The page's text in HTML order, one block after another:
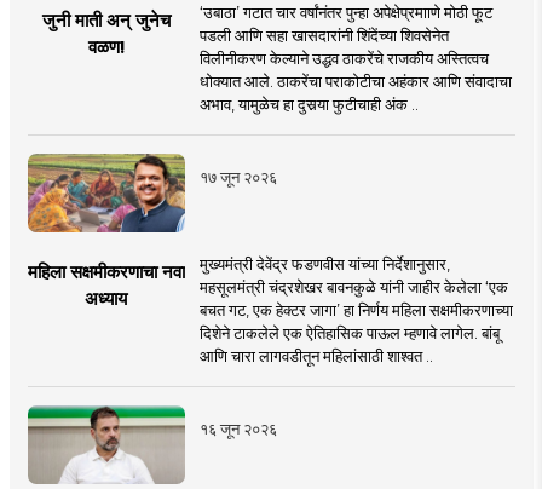
जुनी माती अन् जुनेच
वळण!
‘उबाठा’ गटात चार वर्षांनंतर पुन्हा अपेक्षेप्रमााणे मोठी फूट
पडली आणि सहा खासदारांनी शिंदेंच्या शिवसेनेत
विलीनीकरण केल्याने उद्धव ठाकरेंचे राजकीय अस्तित्वच
धोक्यात आले. ठाकरेंचा पराकोटीचा अहंकार आणि संवादाचा
अभाव, यामुळेच हा दुसर्‍या फुटीचाही अंक ..
१७ जून २०२६
महिला सक्षमीकरणाचा नवा
अध्याय
मुख्यमंत्री देवेंद्र फडणवीस यांच्या निर्देशानुसार,
महसूलमंत्री चंद्रशेखर बावनकुळे यांनी जाहीर केलेला ‘एक
बचत गट, एक हेक्टर जागा’ हा निर्णय महिला सक्षमीकरणाच्या
दिशेने टाकलेले एक ऐतिहासिक पाऊल म्हणावे लागेल. बांबू
आणि चारा लागवडीतून महिलांसाठी शाश्वत ..
१६ जून २०२६